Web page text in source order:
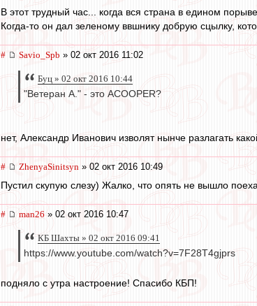
В этот трудный час... когда вся страна в едином
Когда-то он дал зеленому ввшнику добрую сцылку,
# Savio_Spb » 02 окт 2016 11:02
Буц » 02 окт 2016 10:44
"Ветеран А." - это ACOOPER?
нет, Александр Иванович изволят нынче разлагать
# ZhenyaSinitsyn » 02 окт 2016 10:49
Пустил скупую слезу) Жалко, что опять не вышло
# man26 » 02 окт 2016 10:47
КБ Шахты » 02 окт 2016 09:41
https://www.youtube.com/watch?v=7F28T4gjprs
подняло с утра настроение! Спасибо КБП!